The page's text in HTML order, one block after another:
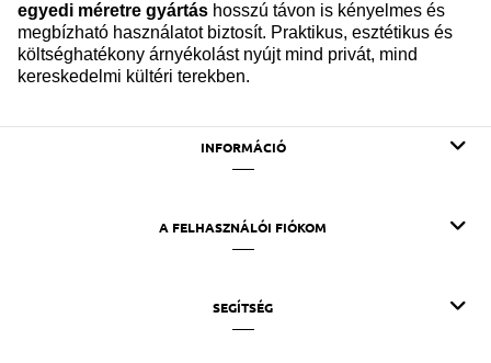
egyedi méretre gyártás hosszú távon is kényelmes és
megbízható használatot biztosít. Praktikus, esztétikus és
költséghatékony árnyékolást nyújt mind privát, mind
kereskedelmi kültéri terekben.
INFORMÁCIÓ
A FELHASZNÁLÓI FIÓKOM
SEGÍTSÉG